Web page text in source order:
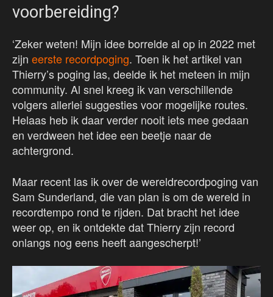
voorbereiding?
‘Zeker weten! Mijn idee borrelde al op in 2022 met
zijn eerste recordpoging. Toen ik het artikel van
Thierry’s poging las, deelde ik het meteen in mijn
community. Al snel kreeg ik van verschillende
volgers allerlei suggesties voor mogelijke routes.
Helaas heb ik daar verder nooit iets mee gedaan
en verdween het idee een beetje naar de
achtergrond.
Maar recent las ik over de wereldrecordpoging van
Sam Sunderland, die van plan is om de wereld in
recordtempo rond te rijden. Dat bracht het idee
weer op, en ik ontdekte dat Thierry zijn record
onlangs nog eens heeft aangescherpt!’